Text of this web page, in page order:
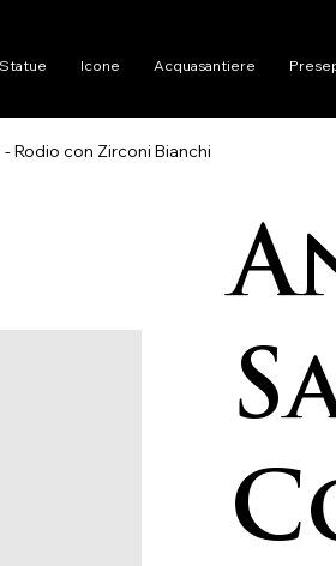
Rodio con Zirconi Bianchi
Statue Icone Acquasantiere